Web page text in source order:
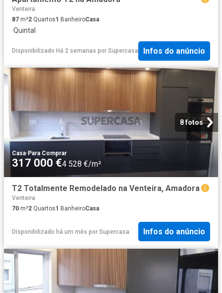
Venteira
87 m²2 Quartos1 BanheiroCasa
·Quintal
Disponibilizado Há 2 semanas por Supercasa Infos do anúncio
8 fotos
Casa· Para Comprar
317 000 €4 528 €/m²
T2 Totalmente Remodelado na Venteira, Amadora
Venteira
70 m²2 Quartos1 BanheiroCasa
Disponibilizado há um mês por Supercasa Infos do anúncio